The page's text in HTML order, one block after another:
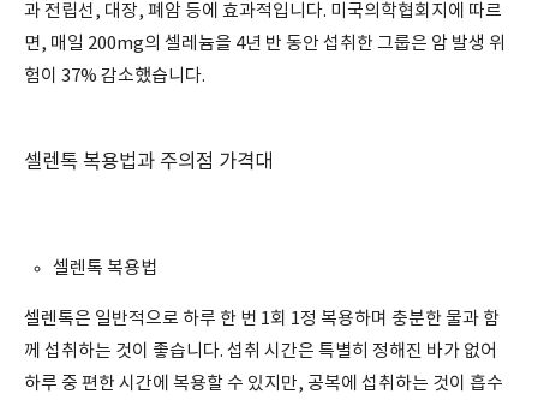
과 전립선, 대장, 폐암 등에 효과적입니다. 미국의학협회지에 따르
면, 매일 200mg의 셀레늄을 4년 반 동안 섭취한 그룹은 암 발생 위
험이 37% 감소했습니다.
셀렌톡 복용법과 주의점 가격대
셀렌톡 복용법
셀렌톡은 일반적으로 하루 한 번 1회 1정 복용하며 충분한 물과 함
께 섭취하는 것이 좋습니다. 섭취 시간은 특별히 정해진 바가 없어
하루 중 편한 시간에 복용할 수 있지만, 공복에 섭취하는 것이 흡수